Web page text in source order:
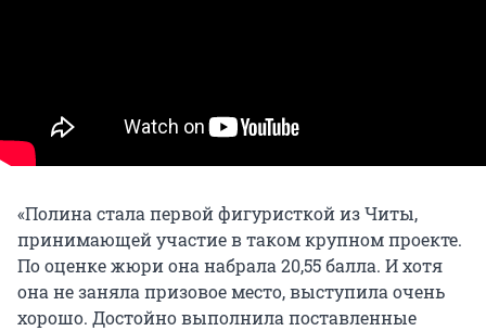
«Полина стала первой фигуристкой из Читы,
принимающей участие в таком крупном проекте.
По оценке жюри она набрала 20,55 балла. И хотя
она не заняла призовое место, выступила очень
хорошо. Достойно выполнила поставленные